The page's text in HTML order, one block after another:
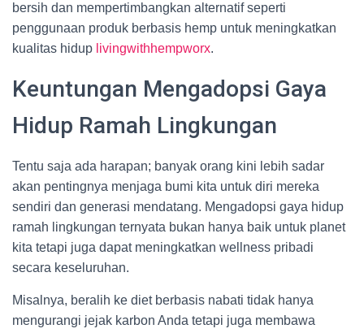
bersih dan mempertimbangkan alternatif seperti
penggunaan produk berbasis hemp untuk meningkatkan
kualitas hidup livingwithhempworx.
Keuntungan Mengadopsi Gaya
Hidup Ramah Lingkungan
Tentu saja ada harapan; banyak orang kini lebih sadar
akan pentingnya menjaga bumi kita untuk diri mereka
sendiri dan generasi mendatang. Mengadopsi gaya hidup
ramah lingkungan ternyata bukan hanya baik untuk planet
kita tetapi juga dapat meningkatkan wellness pribadi
secara keseluruhan.
Misalnya, beralih ke diet berbasis nabati tidak hanya
mengurangi jejak karbon Anda tetapi juga membawa